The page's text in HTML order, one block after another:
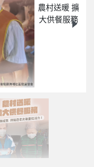
農村送暖 擴
大供餐服務